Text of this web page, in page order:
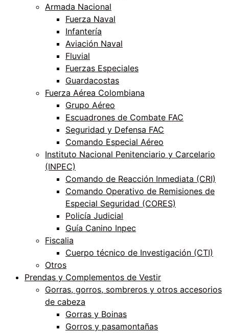
Armada Nacional
Fuerza Naval
Infantería
Aviación Naval
Fluvial
Fuerzas Especiales
Guardacostas
Fuerza Aérea Colombiana
Grupo Aéreo
Escuadrones de Combate FAC
Seguridad y Defensa FAC
Comando Especial Aéreo
Instituto Nacional Penitenciario y Carcelario
(INPEC)
Comando de Reacción Inmediata (CRI)
Comando Operativo de Remisiones de
Especial Seguridad (CORES)
Policía Judicial
Guía Canino Inpec
Fiscalia
Cuerpo técnico de Investigación (CTI)
Otros
Prendas y Complementos de Vestir
Gorras, gorros, sombreros y otros accesorios
de cabeza
Gorras y Boinas
Gorros y pasamontañas